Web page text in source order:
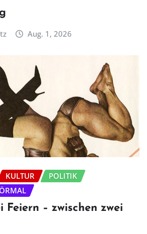
Aug. 1, 2026
KULTUR
POLITIK
Feiern – zwischen zwei